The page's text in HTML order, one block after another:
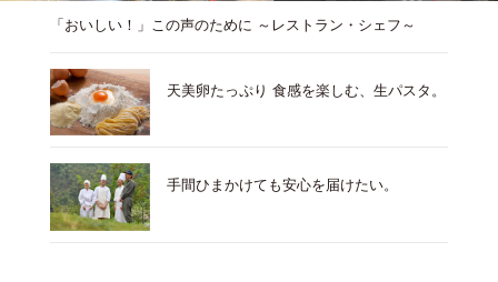
「おいしい！」この声のために ～レストラン・シェフ～
天美卵たっぷり 食感を楽しむ、生パスタ。
手間ひまかけても安心を届けたい。